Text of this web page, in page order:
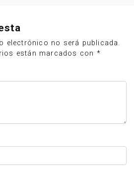
electrónico no será publicada.
están marcados con *